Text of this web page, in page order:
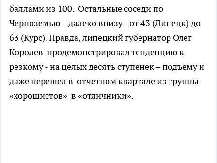
баллами из 100. Остальные соседи по
Черноземью – далеко внизу - от 43 (Липецк) до
63 (Курс). Правда, липецкий губернатор Олег
Королев продемонстрировал тенденцию к
резкому - на целых десять ступенек – подъему и
даже перешел в отчетном квартале из группы
«хорошистов» в «отличники».